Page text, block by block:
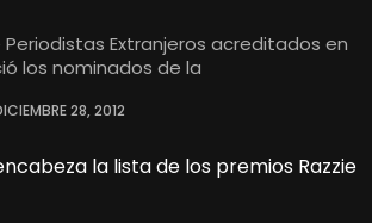
Periodistas Extranjeros acreditados en
los nominados de la
28, 2012